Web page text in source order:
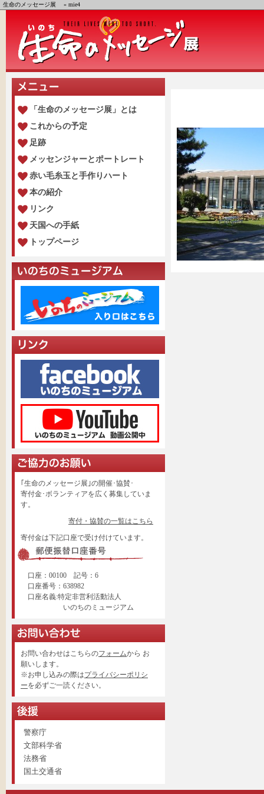
生命のメッセージ展 » mie4
「生命のメッセージ展」とは
これからの予定
足跡
メッセンジャーとポートレート
赤い毛糸玉と手作りハート
本の紹介
リンク
天国への手紙
トップページ
｢生命のメッセージ展｣の開催･協賛･
寄付金･ボランティアを広く募集していま
す。
寄付・協賛の一覧はこちら
寄付金は下記口座で受け付けています。
口座：00100 記号：6
口座番号：638982
口座名義:特定非営利活動法人
いのちのミュージアム
お問い合わせはこちらのフォームから お
願いします。
※お申し込みの際はプライバシーポリシ
ーを必ずご一読ください。
警察庁
文部科学省
法務省
国土交通省